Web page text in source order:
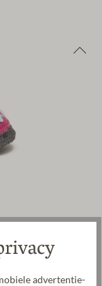
en elastiek
naturub®-zool
advertentie-